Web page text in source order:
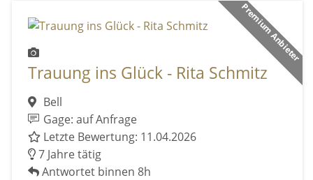
Premium Anbieter
Trauung ins Glück - Rita Schmitz
Bell
Gage: auf Anfrage
Letzte Bewertung: 11.04.2026
7 Jahre tätig
Antwortet binnen 8h